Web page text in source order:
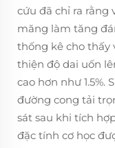
cứu đã chỉ ra rằng
măng làm tăng
thống kê cho thấy
thiện độ dai uốn
cao hơn như 1.5%.
đường cong tải
sát sau khi tích
đặc tính cơ học